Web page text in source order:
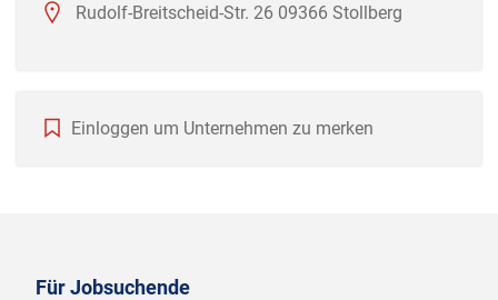
Rudolf-Breitscheid-Str. 26 09366 Stollberg
Einloggen um Unternehmen zu merken
Für Jobsuchende